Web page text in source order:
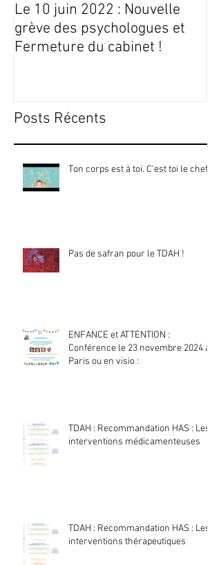
Le 10 juin 2022 : Nouvelle
grève des psychologues et
Fermeture du cabinet !
Posts Récents
Ton corps est à toi. C'est toi le chef !
Pas de safran pour le TDAH !
ENFANCE et ATTENTION :
Conférence le 23 novembre 2024 à
Paris ou en visio :
TDAH : Recommandation HAS : Les
interventions médicamenteuses
TDAH : Recommandation HAS : Les
interventions thérapeutiques